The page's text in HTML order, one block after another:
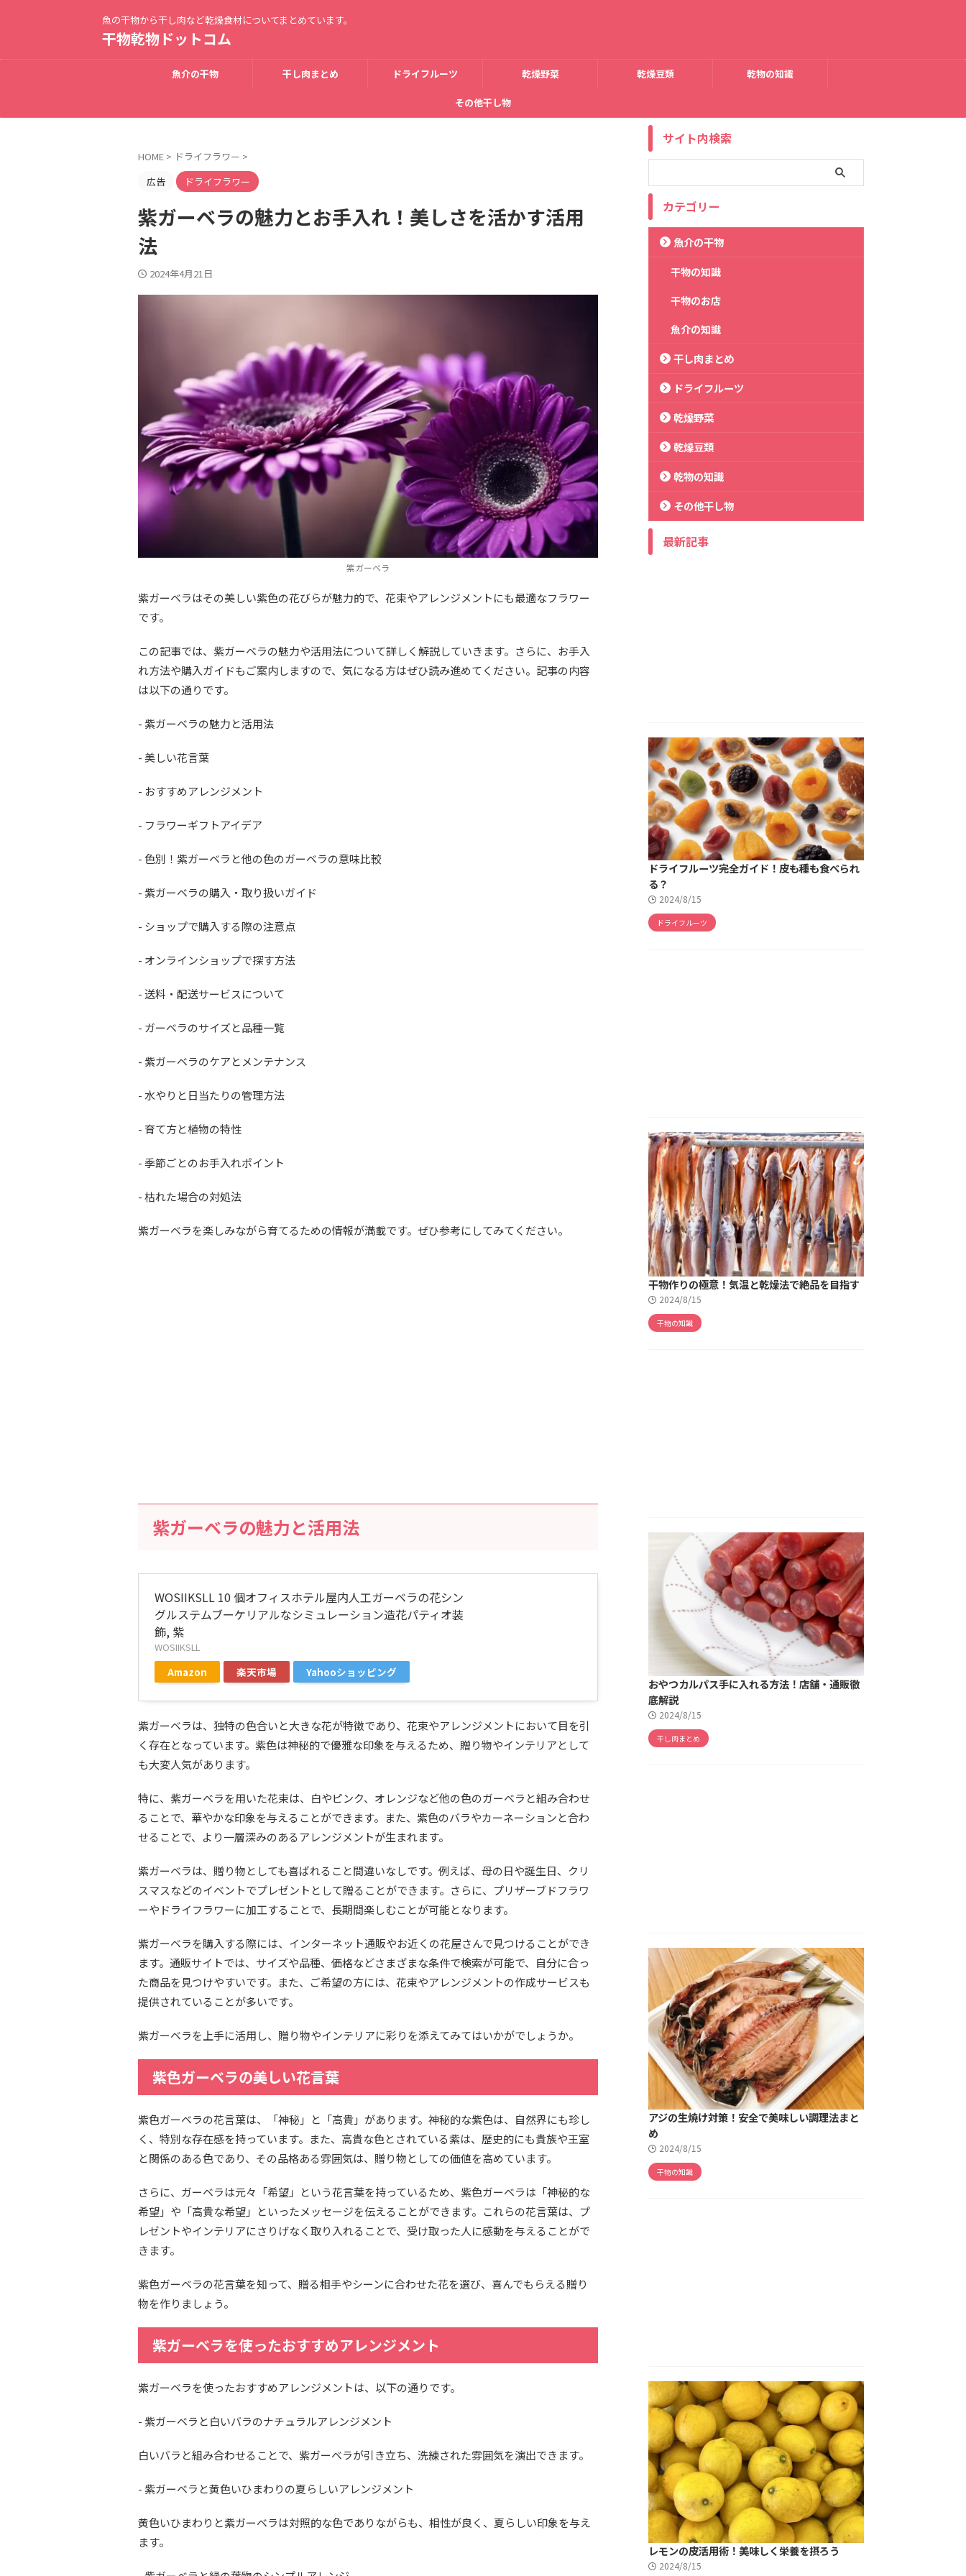
魚の干物から干し肉など乾燥食材についてまとめています。
干物乾物ドットコム
魚介の干物 干し肉まとめ ドライフルーツ 乾燥野菜 乾燥豆類 乾物の知識
その他干し物
HOME > ドライフラワー >
広告
ドライフラワー
紫ガーベラの魅力とお手入れ！美しさを活かす活用
法
2024年4月21日
紫ガーベラ
紫ガーベラはその美しい紫色の花びらが魅力的で、花束やアレンジメントにも最適なフラワー
です。
この記事では、紫ガーベラの魅力や活用法について詳しく解説していきます。さらに、お手入
れ方法や購入ガイドもご案内しますので、気になる方はぜひ読み進めてください。記事の内容
は以下の通りです。
- 紫ガーベラの魅力と活用法
- 美しい花言葉
- おすすめアレンジメント
- フラワーギフトアイデア
- 色別！紫ガーベラと他の色のガーベラの意味比較
- 紫ガーベラの購入・取り扱いガイド
- ショップで購入する際の注意点
- オンラインショップで探す方法
- 送料・配送サービスについて
- ガーベラのサイズと品種一覧
- 紫ガーベラのケアとメンテナンス
- 水やりと日当たりの管理方法
- 育て方と植物の特性
- 季節ごとのお手入れポイント
- 枯れた場合の対処法
紫ガーベラを楽しみながら育てるための情報が満載です。ぜひ参考にしてみてください。
紫ガーベラの魅力と活用法
WOSIIKSLL 10 個オフィスホテル屋内人工ガーベラの花シン
グルステムブーケリアルなシミュレーション造花パティオ装
飾, 紫
WOSIIKSLL
Amazon 楽天市場 Yahooショッピング
紫ガーベラは、独特の色合いと大きな花が特徴であり、花束やアレンジメントにおいて目を引
く存在となっています。紫色は神秘的で優雅な印象を与えるため、贈り物やインテリアとして
も大変人気があります。
特に、紫ガーベラを用いた花束は、白やピンク、オレンジなど他の色のガーベラと組み合わせ
ることで、華やかな印象を与えることができます。また、紫色のバラやカーネーションと合わ
せることで、より一層深みのあるアレンジメントが生まれます。
紫ガーベラは、贈り物としても喜ばれること間違いなしです。例えば、母の日や誕生日、クリ
スマスなどのイベントでプレゼントとして贈ることができます。さらに、プリザーブドフラワ
ーやドライフラワーに加工することで、長期間楽しむことが可能となります。
紫ガーベラを購入する際には、インターネット通販やお近くの花屋さんで見つけることができ
ます。通販サイトでは、サイズや品種、価格などさまざまな条件で検索が可能で、自分に合っ
た商品を見つけやすいです。また、ご希望の方には、花束やアレンジメントの作成サービスも
提供されていることが多いです。
紫ガーベラを上手に活用し、贈り物やインテリアに彩りを添えてみてはいかがでしょうか。
紫色ガーベラの美しい花言葉
紫色ガーベラの花言葉は、「神秘」と「高貴」があります。神秘的な紫色は、自然界にも珍し
く、特別な存在感を持っています。また、高貴な色とされている紫は、歴史的にも貴族や王室
と関係のある色であり、その品格ある雰囲気は、贈り物としての価値を高めています。
さらに、ガーベラは元々「希望」という花言葉を持っているため、紫色ガーベラは「神秘的な
希望」や「高貴な希望」といったメッセージを伝えることができます。これらの花言葉は、プ
レゼントやインテリアにさりげなく取り入れることで、受け取った人に感動を与えることがで
きます。
紫色ガーベラの花言葉を知って、贈る相手やシーンに合わせた花を選び、喜んでもらえる贈り
物を作りましょう。
紫ガーベラを使ったおすすめアレンジメント
紫ガーベラを使ったおすすめアレンジメントは、以下の通りです。
- 紫ガーベラと白いバラのナチュラルアレンジメント
白いバラと組み合わせることで、紫ガーベラが引き立ち、洗練された雰囲気を演出できます。
- 紫ガーベラと黄色いひまわりの夏らしいアレンジメント
黄色いひまわりと紫ガーベラは対照的な色でありながらも、相性が良く、夏らしい印象を与え
ます。
サイト内検索
カテゴリー
魚介の干物
干物の知識
干物のお店
魚介の知識
干し肉まとめ
ドライフルーツ
乾燥野菜
乾燥豆類
乾物の知識
その他干し物
最新記事
ドライフルーツ完全ガイド！皮も種も食べられ
る？
2024/8/15
ドライフルーツ
干物作りの極意！気温と乾燥法で絶品を目指す
2024/8/15
干物の知識
おやつカルパス手に入れる方法！店舗・通販徹
底解説
2024/8/15
干し肉まとめ
アジの生焼け対策！安全で美味しい調理法まと
め
2024/8/15
干物の知識
レモンの皮活用術！美味しく栄養を摂ろう
2024/8/15